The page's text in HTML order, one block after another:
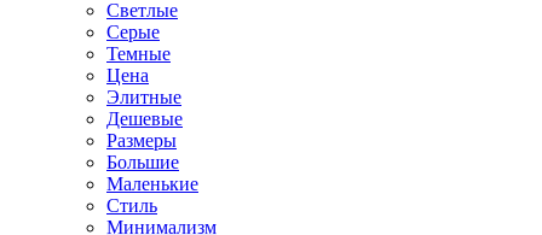
Светлые
Серые
Темные
Цена
Элитные
Дешевые
Размеры
Большие
Маленькие
Стиль
Минимализм